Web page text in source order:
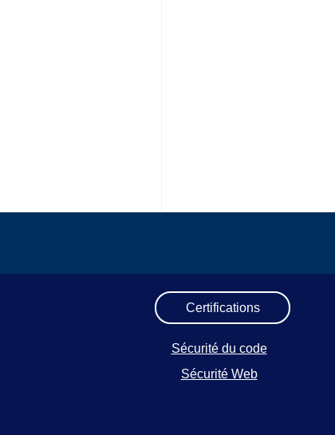
Certifications
Sécurité du code
Sécurité Web